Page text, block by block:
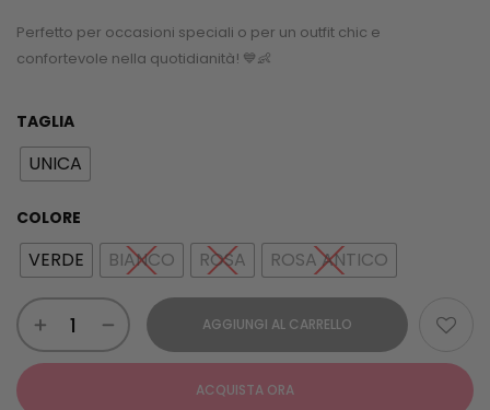
Perfetto per occasioni speciali o per un outfit chic e
confortevole nella quotidianità! 💙👶
TAGLIA
UNICA
COLORE
VERDE BIANCO ROSA ROSA ANTICO
AGGIUNGI AL CARRELLO
ACQUISTA ORA